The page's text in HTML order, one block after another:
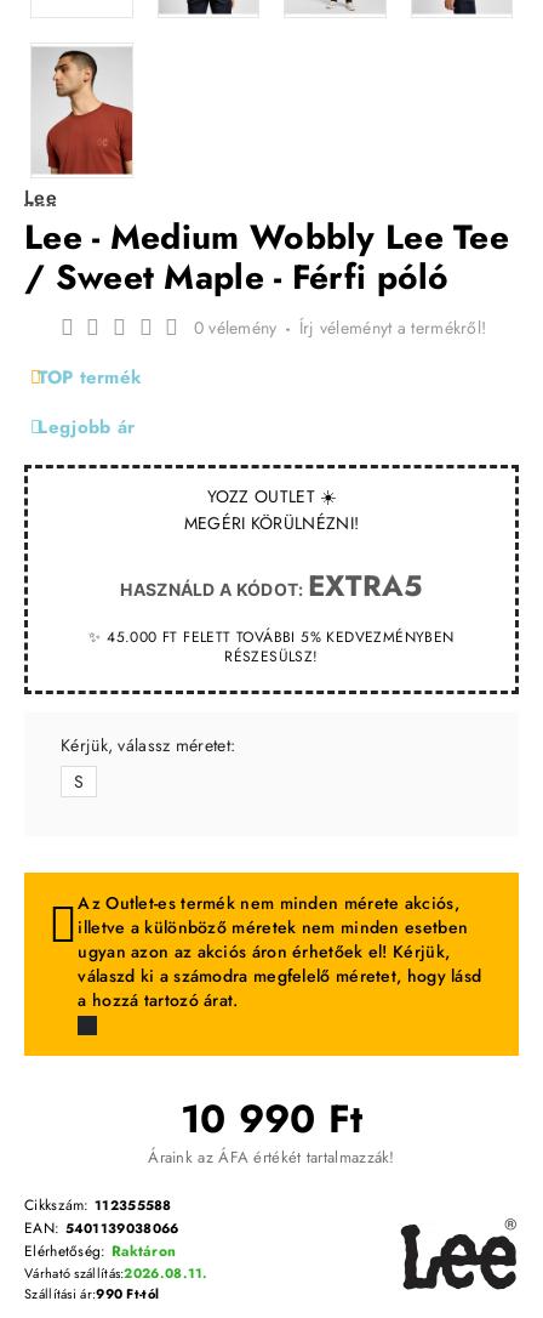
Lee
Lee - Medium Wobbly Lee Tee
/ Sweet Maple - Férfi póló
YOZZ OUTLET ☀️
MEGÉRI KÖRÜLNÉZNI!
HASZNÁLD A KÓDOT: EXTRA5
✨ 45.000 FT FELETT TOVÁBBI 5% KEDVEZMÉNYBEN
RÉSZESÜLSZ!
TOP termék
Legjobb ár
0 vélemény - Írj véleményt a termékről!
10 990 Ft
Áraink az ÁFA értékét tartalmazzák!
Cikkszám: 112355588
EAN: 5401139038066
Elérhetőség: Raktáron
Várható szállítás:2026.08.11.
Szállítási ár:990 Ft-tól
Kérjük, válassz méretet:
S
Az Outlet-es termék nem minden mérete akciós,
illetve a különböző méretek nem minden esetben
ugyan azon az akciós áron érhetőek el! Kérjük,
válaszd ki a számodra megfelelő méretet, hogy lásd
a hozzá tartozó árat.